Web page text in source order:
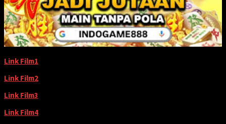
Link Film1
Link Film2
Link Film3
Link Film4